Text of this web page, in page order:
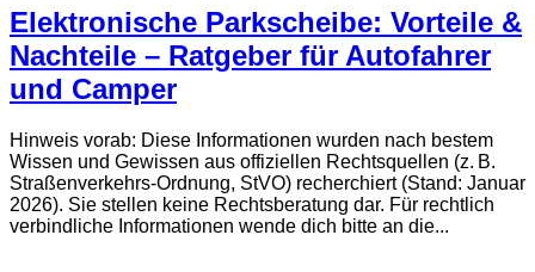
Elektronische Parkscheibe: Vorteile &
Nachteile – Ratgeber für Autofahrer
und Camper
Hinweis vorab: Diese Informationen wurden nach bestem
Wissen und Gewissen aus offiziellen Rechtsquellen (z. B.
Straßenverkehrs-Ordnung, StVO) recherchiert (Stand: Januar
2026). Sie stellen keine Rechtsberatung dar. Für rechtlich
verbindliche Informationen wende dich bitte an die...